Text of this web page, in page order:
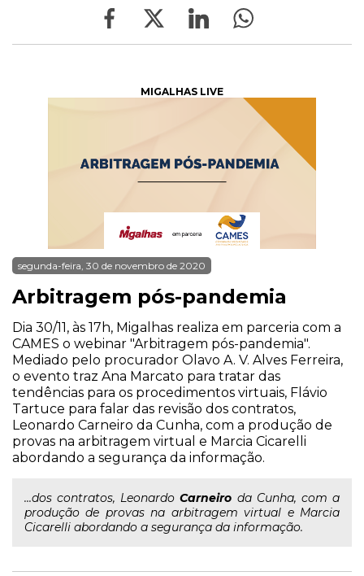
MIGALHAS LIVE
segunda-feira, 30 de novembro de 2020
Arbitragem pós-pandemia
Dia 30/11, às 17h, Migalhas realiza em parceria com a
CAMES o webinar "Arbitragem pós-pandemia".
Mediado pelo procurador Olavo A. V. Alves Ferreira,
o evento traz Ana Marcato para tratar das
tendências para os procedimentos virtuais, Flávio
Tartuce para falar das revisão dos contratos,
Leonardo Carneiro da Cunha, com a produção de
provas na arbitragem virtual e Marcia Cicarelli
abordando a segurança da informação.
...dos contratos, LeonardoCarneiro da Cunha, com a
produção de provas na arbitragem virtual e Marcia
Cicarelli abordando a segurança da informação.